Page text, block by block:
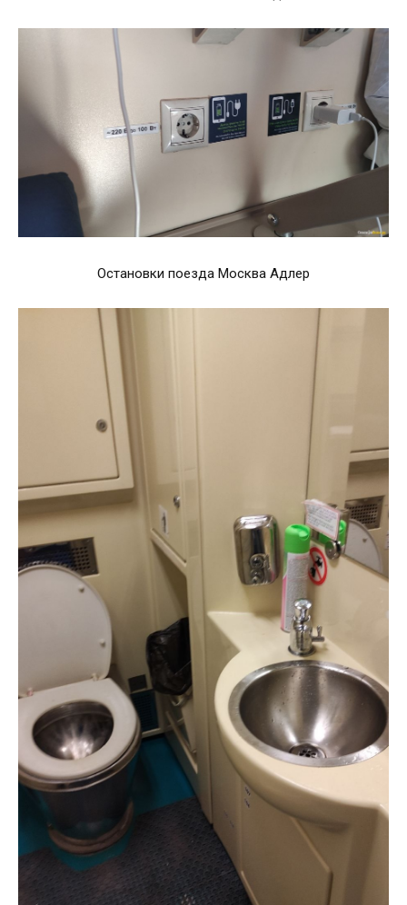
Остановки поезда Москва Адлер